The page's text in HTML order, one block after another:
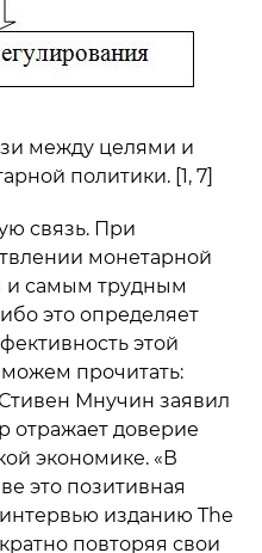
между целями и
политики. [1, 7]
связь. При
монетарной
самым трудным
это определяет
этой
прочитать:
Мнучин заявил
отражает доверие
экономике. «В
это позитивная
изданию The
повторяя свои